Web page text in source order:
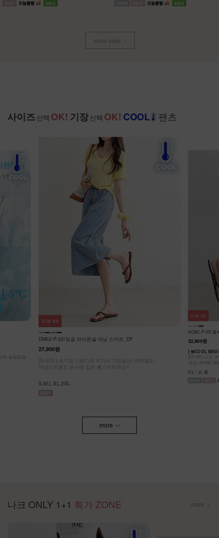
more view
사이즈 선택 OK! 기장선택 OK! COOL 팬츠
DM52-P-32/팅글 라이온셀 데님 스커트_DY
27,900원
[S~2XL] 숏기장,기본기장 두가지 기장옵션! 캐주얼도,
여성스러움도 동시에 잡은 롱스커트에요~
S,M,L,XL,2XL
리뷰 64
KO62-P-05/쿨
32,900원
[ ❄️COOL
[55-99] 나크
팬츠! #NAK
F,L / 숏,롱
리뷰 20
more
나크 ONLY 1+1 특가 ZONE more